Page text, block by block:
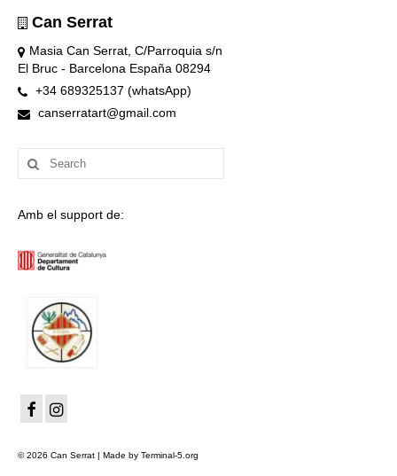
Can Serrat
Masia Can Serrat, C/Parroquia s/n
El Bruc - Barcelona España 08294
+34 689325137 (whatsApp)
canserratart@gmail.com
Search
for:
Amb el support de:
© 2026 Can Serrat | Made by Terminal-5.org